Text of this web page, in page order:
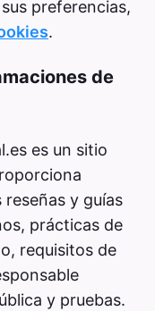
preferencias,
.
de
es un sitio
reseñas y guías
prácticas de
requisitos de
y pruebas.